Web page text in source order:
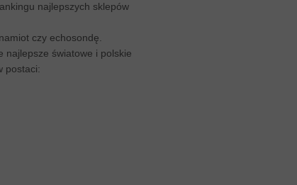
najlepszych sklepów
czy echosondę.
najlepsze światowe i polskie
postaci: